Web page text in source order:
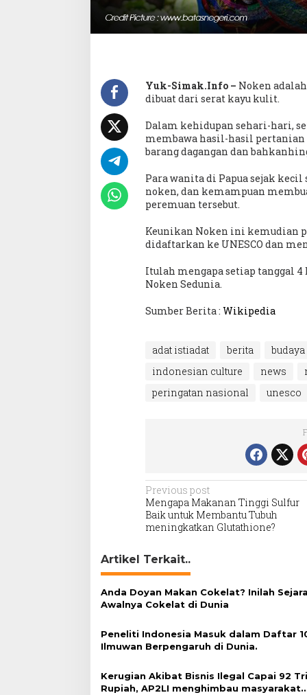
Yuk-Simak.Info – Noken
dibuat dari serat kayu kulit.
Dalam kehidupan sehari-hari,
membawa hasil-hasil pertanian
barang dagangan dan
Para wanita di Papua sejak
noken, dan kemampuan
peremuan tersebut.
Keunikan Noken ini kemudian
didaftarkan ke UNESCO dan
Itulah mengapa setiap tanggal
Noken Sedunia.
Sumber Berita : Wikipedia
adat istiadat berita budaya
indonesian culture
news
peringatan nasional
unesco
Post
navigation
Previous post
Mengapa Makanan Tinggi Sulfur
Baik untuk Membantu Tubuh
meningkatkan Glutathione?
Artikel Terkait..
Anda Doyan Makan Cokelat? Inilah
Awalnya Cokelat di Dunia
Peneliti Indonesia Masuk dalam Daftar
Ilmuwan Berpengaruh di Dunia.
Kerugian Akibat Bisnis Ilegal Capai 92
Rupiah, AP2LI menghimbau masyarakat